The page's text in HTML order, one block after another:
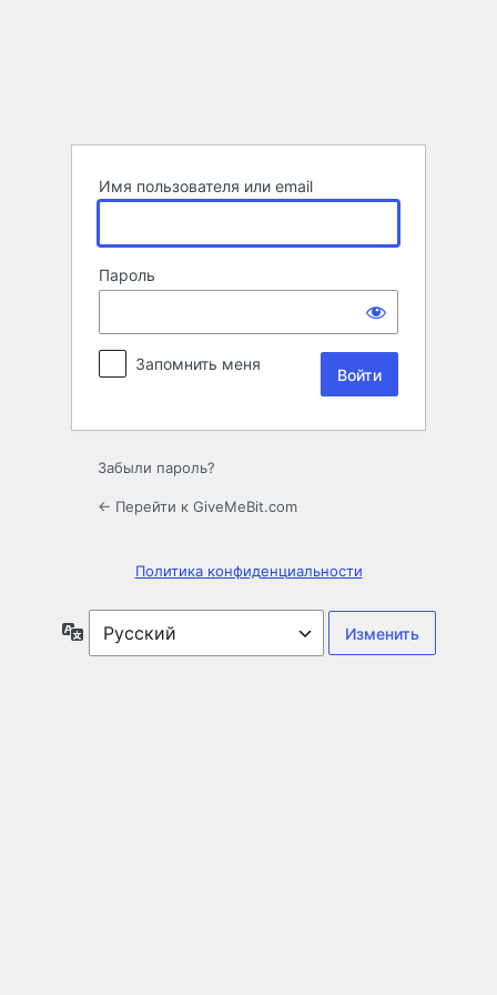
Имя пользователя или email
Пароль
Запомнить меня
Забыли пароль?
← Перейти к GiveMeBit.com
Политика конфиденциальности
Язык